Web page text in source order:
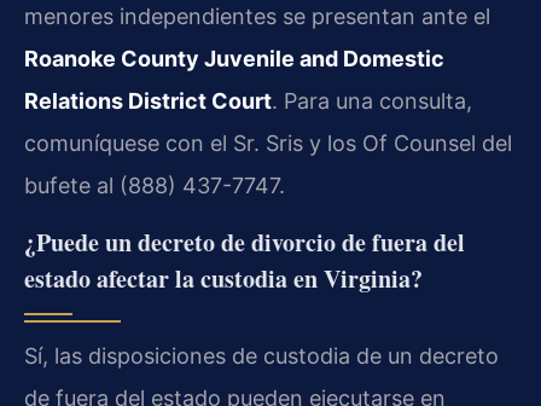
menores independientes se presentan ante el
Roanoke County Juvenile and Domestic
Relations District Court. Para una consulta,
comuníquese con el Sr. Sris y los Of Counsel del
bufete al (888) 437-7747.
¿Puede un decreto de divorcio de fuera del
estado afectar la custodia en Virginia?
Sí, las disposiciones de custodia de un decreto
de fuera del estado pueden ejecutarse en